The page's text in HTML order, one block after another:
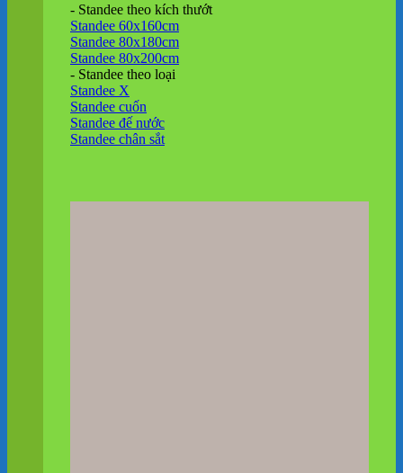
- Standee theo kích thướt
Standee 60x160cm
Standee 80x180cm
Standee 80x200cm
- Standee theo loại
Standee X
Standee cuốn
Standee đế nước
Standee chân sắt